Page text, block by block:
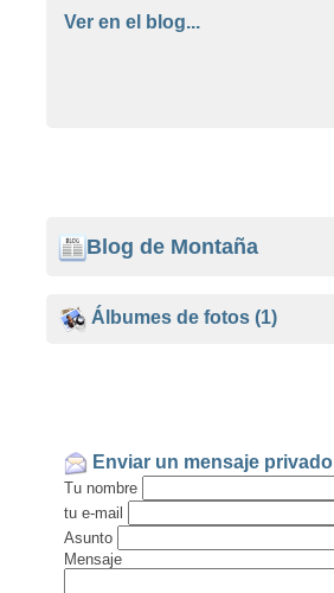
Ver en el blog...
Blog de Montaña
Álbumes de fotos (1)
Enviar un mensaje privado
Tu nombre
tu e-mail
Asunto
Mensaje